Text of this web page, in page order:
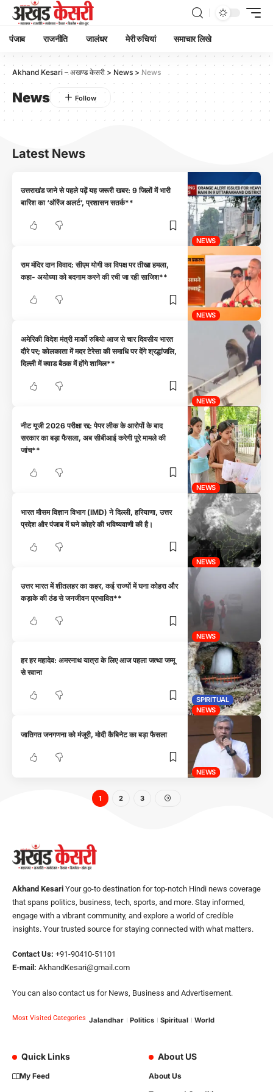
पंजाब राजनीति जालंधर मेरी रुचियां समाचार लिखे
Akhand Kesari – अखण्ड केसरी> News >News
News
Latest News
NEWS
उत्तराखंड जाने से पहले पढ़ें यह जरूरी खबर: 9 जिलों में भारी
बारिश का ‘ऑरेंज अलर्ट’, प्रशासन सतर्क**
NEWS
राम मंदिर दान विवाद: सीएम योगी का विपक्ष पर तीखा हमला,
कहा- अयोध्या को बदनाम करने की रची जा रही साजिश**
NEWS
अमेरिकी विदेश मंत्री मार्को रुबियो आज से चार दिवसीय भारत
दौरे पर; कोलकाता में मदर टेरेसा की समाधि पर देंगे श्रद्धांजलि,
दिल्ली में क्वाड बैठक में होंगे शामिल**
NEWS
नीट यूजी 2026 परीक्षा रद्द: पेपर लीक के आरोपों के बाद
सरकार का बड़ा फैसला, अब सीबीआई करेगी पूरे मामले की
जांच**
NEWS
भारत मौसम विज्ञान विभाग (IMD) ने दिल्ली, हरियाणा, उत्तर
प्रदेश और पंजाब में घने कोहरे की भविष्यवाणी की है।
NEWS
उत्तर भारत में शीतलहर का कहर, कई राज्यों में घना कोहरा और
कड़ाके की ठंड से जनजीवन प्रभावित**
SPIRITUAL
NEWS
हर हर महादेव: अमरनाथ यात्रा के लिए आज पहला जत्था जम्मू
से रवाना
NEWS
जातिगत जनगणना को मंजूरी, मोदी कैबिनेट का बड़ा फैसला
1 2 3
Akhand Kesari Your go-to destination for top-notch Hindi news coverage
that spans politics, business, tech, sports, and more. Stay informed,
engage with a vibrant community, and explore a world of credible
insights. Your trusted source for staying connected with what matters.
Contact Us: +91-90410-51101
E-mail: AkhandKesari@gmail.com
You can also contact us for News, Business and Advertisement.
Most Visited Categories Jalandhar Politics Spiritual World
Quick Links
My Feed
About US
About Us